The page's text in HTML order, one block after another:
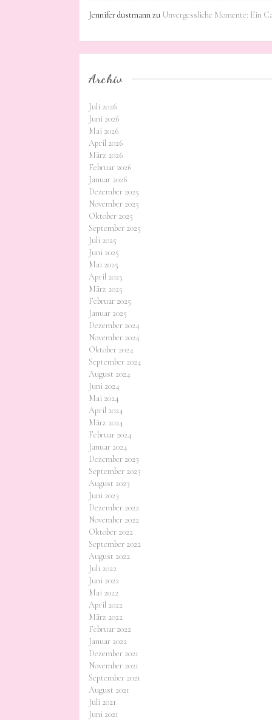
Jennifer dustmannzu Unvergessliche Momente: Ein
Archiv
Juli 2026
Juni 2026
Mai 2026
April 2026
März 2026
Februar 2026
Januar 2026
Dezember 2025
November 2025
Oktober 2025
September 2025
Juli 2025
Juni 2025
Mai 2025
April 2025
März 2025
Februar 2025
Januar 2025
Dezember 2024
November 2024
Oktober 2024
September 2024
August 2024
Juni 2024
Mai 2024
April 2024
März 2024
Februar 2024
Januar 2024
Dezember 2023
September 2023
August 2023
Juni 2023
Dezember 2022
November 2022
Oktober 2022
September 2022
August 2022
Juli 2022
Juni 2022
Mai 2022
April 2022
März 2022
Februar 2022
Januar 2022
Dezember 2021
November 2021
September 2021
August 2021
Juli 2021
Juni 2021